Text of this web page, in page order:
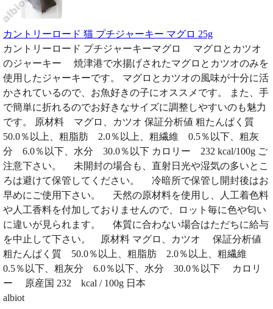
カントリーロード 猫 プチジャーキー マグロ 25g
カントリーロード プチジャーキーマグロ マグロとカツオ
のジャーキー 焼津港で水揚げされたマグロとカツオのみを
使用したジャーキーです。 マグロとカツオの風味が十分に活
かされているので、お魚好きの子にオススメです。 また、手
で簡単に折れるのでお好きなサイズに調整しやすいのも魅力
です。 原材料 マグロ、カツオ 保証分析値 粗たんぱく質
50.0％以上、粗脂肪 2.0％以上、粗繊維 0.5％以下、粗灰
分 6.0％以下、水分 30.0％以下 カロリー 232 kcal/100g ご
注意下さい。 未開封の場合も、直射日光や湿気の多いとこ
ろは避けて保管してください。 冷暗所で保管し開封後はお
早めにご使用下さい。 天然の原材料を使用し、人工着色料
や人工香料を付加しておりませんので、ロット毎に色や匂い
に違いが見られます。 体質に合わない場合はただちに給与
を中止して下さい。 原材料 マグロ、カツオ 保証分析値
粗たんぱく質 50.0％以上、粗脂肪 2.0％以上、粗繊維
0.5％以下、粗灰分 6.0％以下、水分 30.0％以下 カロリ
ー 原産国 232 kcal / 100g 日本
albiot